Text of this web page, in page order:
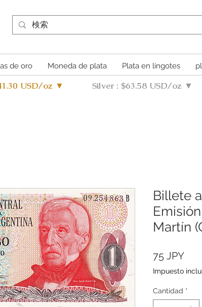
de oro Moneda de plata Plata en lingotes
USD/oz ▼ Silver : $63.58 USD/oz ▼
Billete
Martín
75 JPY
Impuesto
Cantidad *